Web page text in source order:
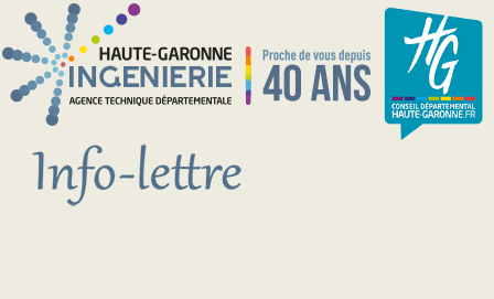
Aller au contenu principal